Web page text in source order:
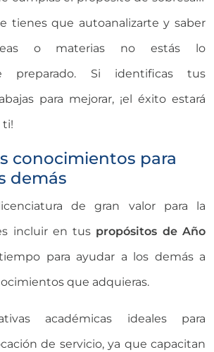
tienes que autoanalizarte y saber
o materias no estás lo
preparado. Si identificas tus
para mejorar, ¡el éxito estará
ti!
conocimientos para
demás
de gran valor para la
incluir en tus propósitos de Año
para ayudar a los demás a
que adquieras.
académicas ideales para
de servicio, ya que capacitan